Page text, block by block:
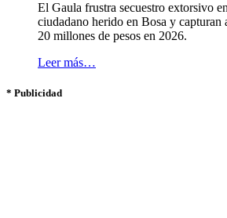
El Gaula frustra secuestro extorsivo
ciudadano herido en Bosa y capturan
20 millones de pesos en 2026.
Leer más…
* Publicidad